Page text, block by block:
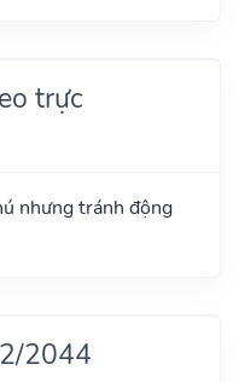
trực
nhưng tránh động
2044